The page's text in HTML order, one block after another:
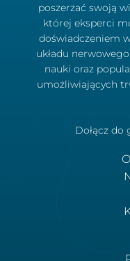
poszerzać swoją
której eksperci
doświadczeniem
układu
nauki oraz
umożliwiających
Dołącz do